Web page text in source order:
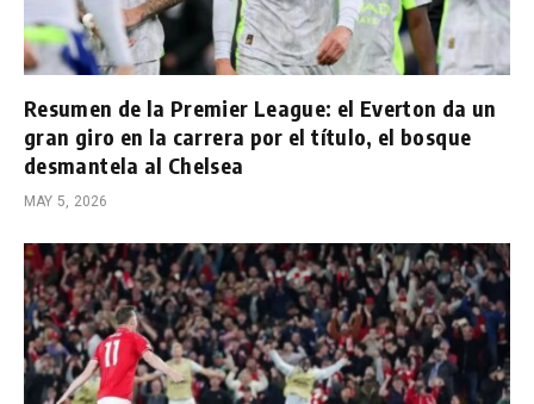
Resumen de la Premier League: el Everton da un
gran giro en la carrera por el título, el bosque
desmantela al Chelsea
MAY 5, 2026